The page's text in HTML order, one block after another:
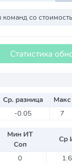
Статистика
Ср. разница Макс
-0.05 7
Мин ИТ
Соп
Ср
0